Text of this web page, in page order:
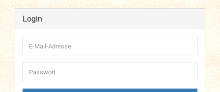
Login
E-
Mail-
Adresse
Passwort